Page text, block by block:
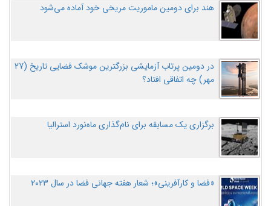
هند برای دومین ماموریت مریخی خود آماده می‌شود
در دومین پرتاب آزمایشی بزرگترین موشک فضایی تاریخ (27
مهر‌) چه اتفاقی افتاد؟
برگزاری یک مسابقه برای نام‌گذاری ماه‌نورد استرالیا
«فضا و کارآفرینی»؛ شعار هفته جهانی فضا در سال ۲۰۲۳